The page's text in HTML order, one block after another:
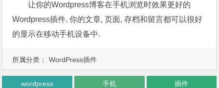
让你的Wordpress博客在手机浏览时效果更好的
Wordpress插件. 你的文章, 页面, 存档和留言都可以很好
的显示在移动手机设备中.
所属分类： WordPress插件
wordpress 手机 插件